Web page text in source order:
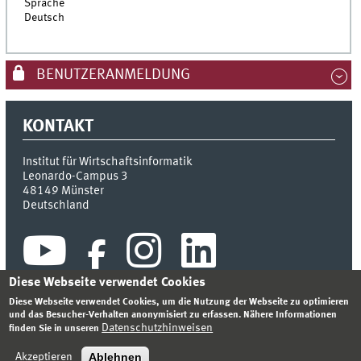
Sprache
Deutsch
BENUTZERANMELDUNG
KONTAKT
Institut für Wirtschaftsinformatik
Leonardo-Campus 3
48149 Münster
Deutschland
DATENSCHUTZHINWEIS
Diese Webseite verwendet Cookies
Diese Webseite verwendet Cookies, um die Nutzung der Webseite zu optimieren
und das Besucher-Verhalten anonymisiert zu erfassen. Nähere Informationen
finden Sie in unseren Datenschutzhinweisen
Akzeptieren Ablehnen